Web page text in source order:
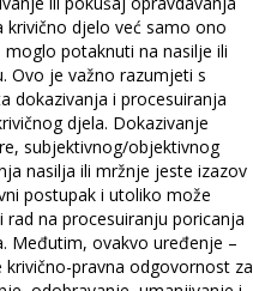
krivično djelo već samo ono
moglo potaknuti na nasilje ili
Ovo je važno razumjeti s
dokazivanja i procesuiranja
djela. Dokazivanje
subjektivnog/objektivnog
nasilja ili mržnje jeste izazov
postupak i utoliko može
rad na procesuiranju poricanja
Međutim, ovakvo uređenje –
krivično-pravna odgovornost za